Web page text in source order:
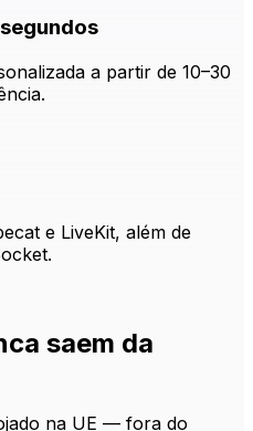
a partir de 10–30
e LiveKit, além de
saem da
na UE — fora do